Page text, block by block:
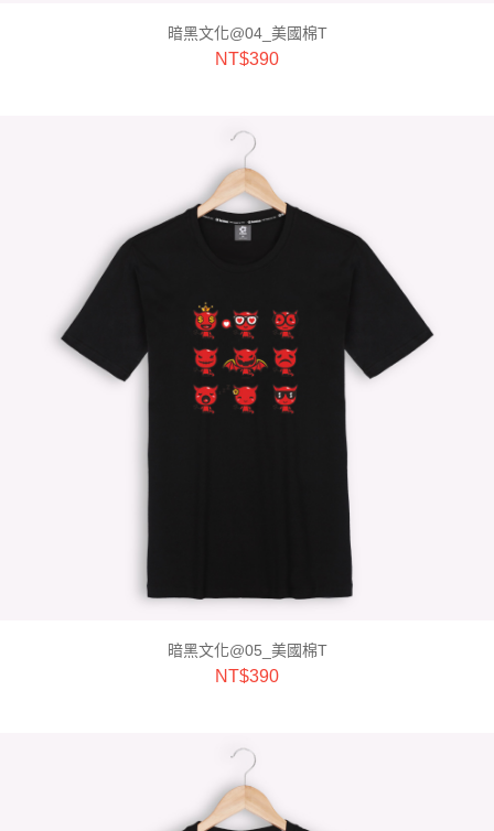
暗黑文化@04_美國棉T
NT$390
暗黑文化@05_美國棉T
NT$390